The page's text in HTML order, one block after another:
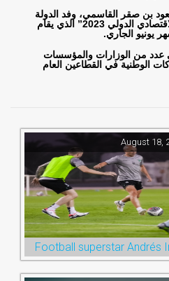
بن صقر القاسمي، وفد الدولة
إلى منتدى “سانت بطرسبرغ الاقتصادي الدولي 2023” الذي يقام
.
عدد من الوزارات والمؤسسات
الوطنية في القطاعين العام
August 18,